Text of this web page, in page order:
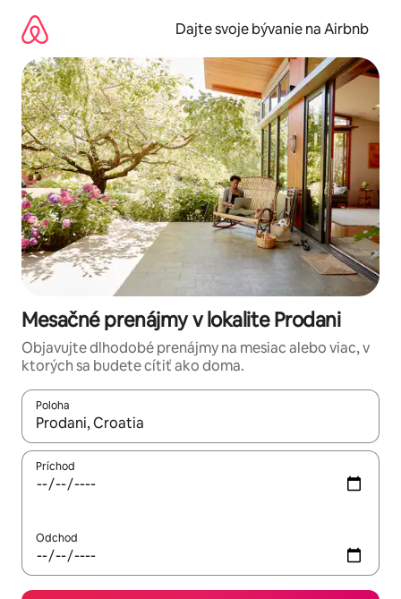
obsah.
Dajte svoje bývanie na Airbnb
Mesačné prenájmy v lokalite Prodani
Objavujte dlhodobé prenájmy na mesiac alebo viac, v
ktorých sa budete cítiť ako doma.
Poloha
Keď budú výsledky k dispozícii, môžete si ich prechádzať
Príchod
Odchod